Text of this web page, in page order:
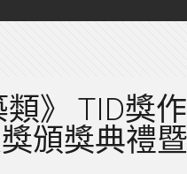
》 TID獎
頒獎典禮